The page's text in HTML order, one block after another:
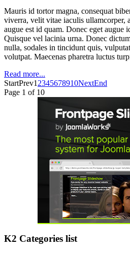
Mauris id tortor magna, consequat
viverra, velit vitae iaculis ullamcorper,
augue est id quam. Donec eget augue
Quisque vel lacinia urna. Donec
nulla, sodales in tincidunt quis,
volutpat. Maecenas pharetra luctus
Read more...
StartPrev1 2345678910NextEnd
Page 1 of 10
K2 Categories list